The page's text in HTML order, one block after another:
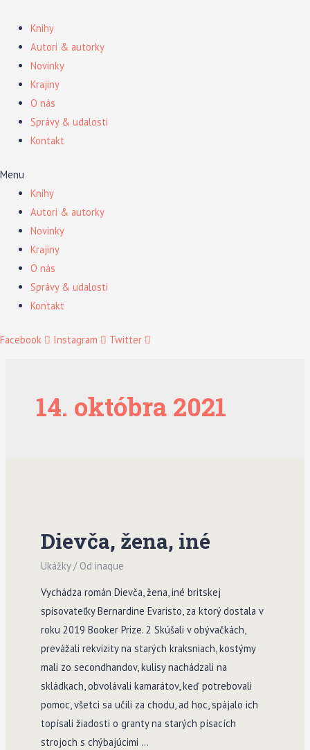
obsah
Knihy
Autori & autorky
Novinky
Krajiny
O nás
Správy & udalosti
Kontakt
Menu
Knihy
Autori & autorky
Novinky
Krajiny
O nás
Správy & udalosti
Kontakt
Facebook Instagram Twitter
14. októbra 2021
Dievča, žena, iné
Ukážky/ Od inaque
Vychádza román Dievča, žena, iné britskej
spisovateľky Bernardine Evaristo, za ktorý dostala v
roku 2019 Booker Prize. 2 Skúšali v obývačkách,
prevážali rekvizity na starých kraksniach, kostýmy
mali zo secondhandov, kulisy nachádzali na
skládkach, obvolávali kamarátov, keď potrebovali
pomoc, všetci sa učili za chodu, ad hoc, spájalo ich
topísali žiadosti o granty na starých písacích
strojoch s chýbajúcimi …